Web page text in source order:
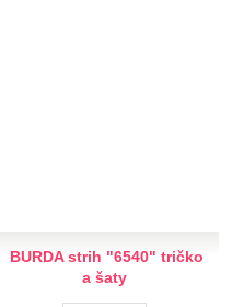
BURDA strih "6540" tričko
a šaty